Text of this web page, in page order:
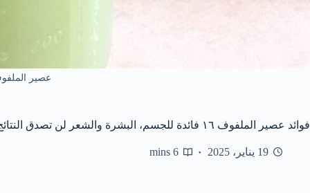
عصير
فوائد عصير الملفوف ١٦ فائدة للجسم، البشرة والشعر لن تصدق النتائج
19 يناير، 2025 6 mins